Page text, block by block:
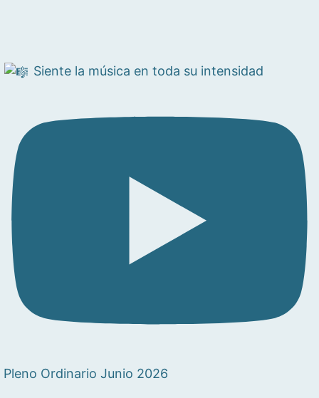
Siente la música en toda su intensidad
Pleno Ordinario Junio 2026